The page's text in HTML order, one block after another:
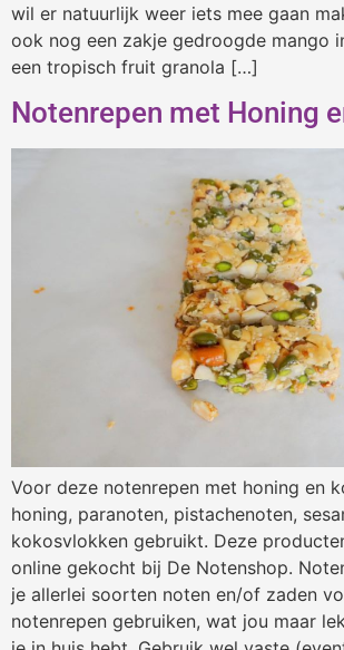
wil er natuurlijk weer iets mee gaan
ook nog een zakje gedroogde mango
een tropisch fruit granola […]
Notenrepen met Honing
Voor deze notenrepen met honing en
honing, paranoten, pistachenoten,
kokosvlokken gebruikt. Deze
online gekocht bij De Notenshop.
je allerlei soorten noten en/of zaden
notenrepen gebruiken, wat jou maar